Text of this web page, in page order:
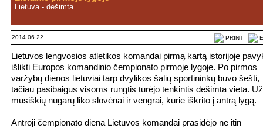
Lietuva - dešimta
2014 06 22 PRINT
Lietuvos lengvosios atletikos komandai pirmą kartą istorijoje
išlikti Europos komandinio čempionato pirmoje lygoje. Po pirmos
varžybų dienos lietuviai tarp dvylikos šalių sportininkų buvo šešti,
tačiau pasibaigus visoms rungtis turėjo tenkintis dešimta vieta. Už
mūsiškių nugarų liko slovėnai ir vengrai, kurie iškrito į antrą lygą.
Antroji čempionato diena Lietuvos komandai prasidėjo ne itin